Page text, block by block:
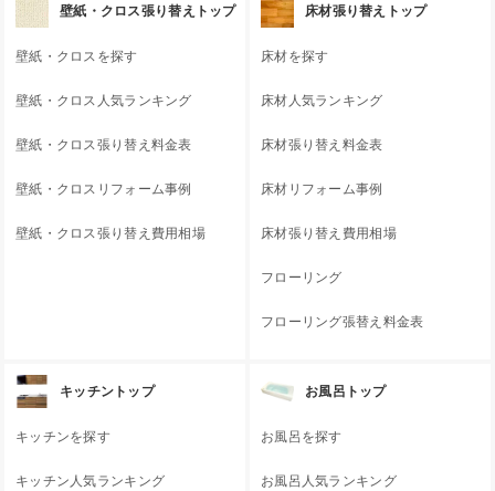
壁紙・クロス張り替えトップ
壁紙・クロスを探す
壁紙・クロス人気ランキング
壁紙・クロス張り替え料金表
壁紙・クロスリフォーム事例
壁紙・クロス張り替え費用相場
床材張り替えトップ
床材を探す
床材人気ランキング
床材張り替え料金表
床材リフォーム事例
床材張り替え費用相場
フローリング
フローリング張替え料金表
キッチントップ
キッチンを探す
キッチン人気ランキング
お風呂トップ
お風呂を探す
お風呂人気ランキング